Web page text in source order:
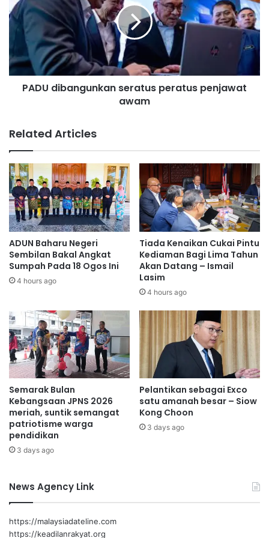
t
e
i
a
n
i
d
i
k
a
n
b
e
k
e
n
n
i
s
u
k
e
b
e
n
a
r
a
e
r
e
U
d
b
a
n
a
n
s
e
r
a
t
u
s
p
e
r
u
s
p
e
n
j
a
w
a
t
a
w
PADU dibangunkan seratus peratus penjawat
awam
Related Articles
ADUN Baharu Negeri
Sembilan Bakal Angkat
Sumpah Pada 18 Ogos Ini
4 hours ago
Tiada Kenaikan Cukai Pintu
Kediaman Bagi Lima Tahun
Akan Datang – Ismail
Lasim
4 hours ago
Semarak Bulan
Kebangsaan JPNS 2026
meriah, suntik semangat
patriotisme warga
pendidikan
3 days ago
Pelantikan sebagai Exco
satu amanah besar – Siow
Kong Choon
3 days ago
News Agency Link
https://malaysiadateline.com
https://keadilanrakyat.org